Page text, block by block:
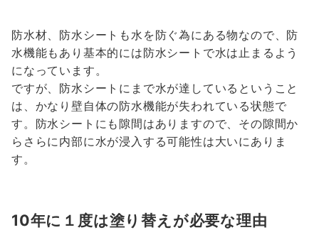
防水材、防水シートも水を防ぐ為にある物なので、防
水機能もあり基本的には防水シートで水は止まるよう
になっています。
ですが、防水シートにまで水が達しているということ
は、かなり壁自体の防水機能が失われている状態で
す。防水シートにも隙間はありますので、その隙間か
らさらに内部に水が浸入する可能性は大いにありま
す。
10年に１度は塗り替えが必要な理由